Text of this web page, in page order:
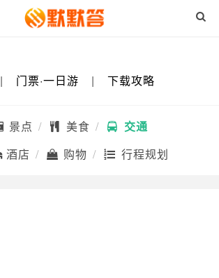
| 门票·一日游 | 下载攻略
景点 美食
交通
酒店 购物 行程规划